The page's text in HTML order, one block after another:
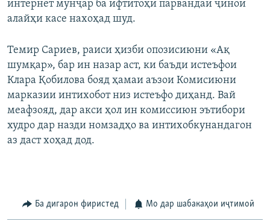
интернет мунҷар ба ифтитоҳи парвандаи ҷиноӣ
алайҳи касе нахоҳад шуд.
Темир Сариев, раиси ҳизби опозисиюни «Ақ
шумқар», бар ин назар аст, ки баъди истеъфои
Клара Қобилова бояд ҳамаи аъзои Комисиюни
марказии интихобот низ истеъфо диҳанд. Вай
меафзояд, дар акси ҳол ин комиссиюн эътибори
худро дар назди номзадҳо ва интихобкунандагон
аз даст хоҳад дод.
Ба дигарон фиристед Мо дар шабакаҳои иҷтимоӣ